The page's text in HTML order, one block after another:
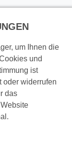
um Ihnen die
und
ist
oder widerrufen
das